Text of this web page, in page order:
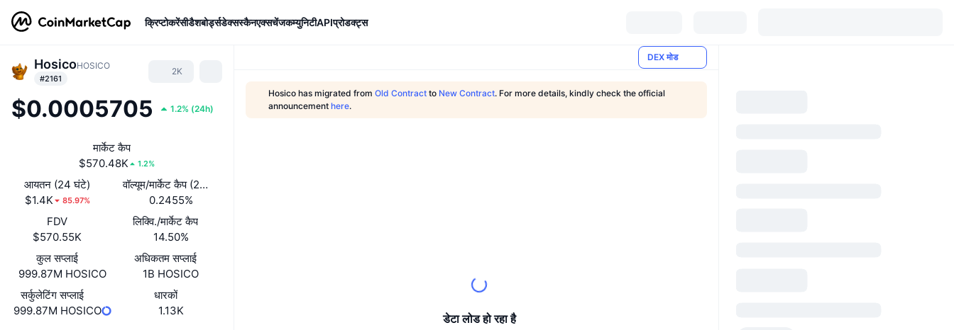
क्रिप्टोकरेंसीडैशबोर्ड्सडेक्सस्कैनएक्सचेंजकम्युनिटीAPIप्रोडक्ट्स
HosicoHOSICO
#2161
2K
$0.0005705 1.2% (24h)
मार्केट कैप
$570.48K
1.2%
आयतन (24 घंटे)
$1.4K
85.97%
वॉल्यूम/मार्केट कैप (24 घंटे)
0.2455%
FDV
$570.55K
लिक्वि./मार्केट कैप
14.50%
कुल सप्लाई
999.87M HOSICO
अधिकतम सप्लाई
1B HOSICO
सर्कुलेटिंग सप्लाई
999.87M HOSICO
धारकों
1.13K
DEX मोड
Hosico has migrated from Old Contract to New Contract. For more details, kindly check the official
announcement here.
डेटा लोड हो रहा है